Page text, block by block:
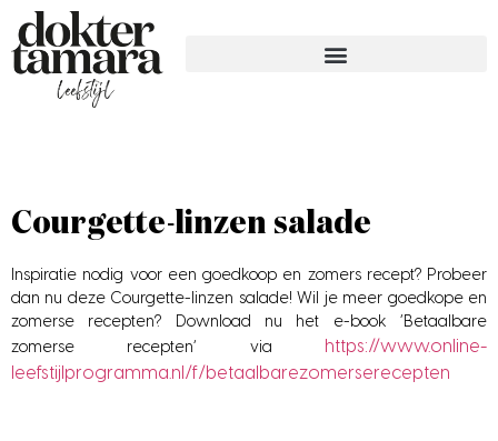
Courgette-linzen salade
Inspiratie nodig voor een goedkoop en zomers recept? Probeer
dan nu deze Courgette-linzen salade! Wil je meer goedkope en
zomerse recepten? Download nu het e-book ‘Betaalbare
zomerse recepten’ via
https://www.online-
leefstijlprogramma.nl/f/betaalbarezomerserecepten